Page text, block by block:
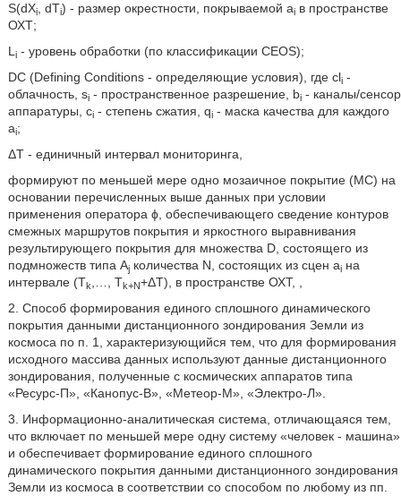
S(dXi, dTi) - размер окрестности, покрываемой aiв пространстве
ОХТ;
L i- уровень обработки (по классификации CEOS);
DC (Defining Conditions - определяющие условия), где cli-
облачность, si- пространственное разрешение, bi- каналы/сенсор
аппаратуры, ci- степень сжатия, qi- маска качества для каждого
аi;
ΔТ - единичный интервал мониторинга,
формируют по меньшей мере одно мозаичное покрытие (МС) на
основании перечисленных выше данных при условии
применения оператора ϕ, обеспечивающего сведение контуров
смежных маршрутов покрытия и яркостного выравнивания
результирующего покрытия для множества D, состоящего из
подмножеств типа Ajколичества N, состоящих из сцен аiна
интервале (Тk ,…, Tk+N+ΔT), в пространстве ОХТ,
2. Способ формирования единого сплошного динамического
покрытия данными дистанционного зондирования Земли из
космоса по п. 1, характеризующийся тем, что для формирования
исходного массива данных используют данные дистанционного
зондирования, полученные с космических аппаратов типа
«Ресурс-П», «Канопус-В», «Метеор-М», «Электро-Л».
3. Информационно-аналитическая система, отличающаяся тем,
что включает по меньшей мере одну систему «человек - машина»
и обеспечивает формирование единого сплошного
динамического покрытия данными дистанционного зондирования
Земли из космоса в соответствии со способом по любому из пп.